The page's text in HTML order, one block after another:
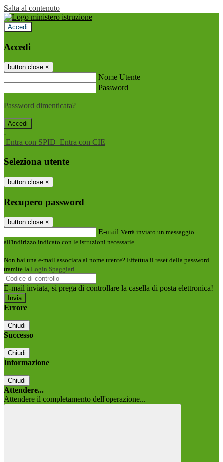
Salta al contenuto
Accedi
Accedi
button close ×
Nome Utente
Password
Password dimenticata?
-
Entra con SPID Entra con CIE
Seleziona utente
button close ×
Recupero password
button close ×
E-mail Verrà inviato un messaggio
all'indirizzo indicato con le istruzioni necessarie.
Non hai una e-mail associata al nome utente? Effettua il reset della password
tramite la Login Spaggiari
E-mail inviata, si prega di controllare la casella di posta elettronica!
Errore
Chiudi
Successo
Chiudi
Informazione
Chiudi
Attendere...
Attendere il completamento dell'operazione...